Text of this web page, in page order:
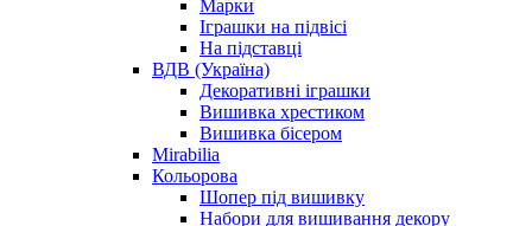
Марки
Іграшки на підвісі
На підставці
ВДВ (Україна)
Декоративні іграшки
Вишивка хрестиком
Вишивка бісером
Mirabilia
Кольорова
Шопер під вишивку
Набори для вишивання декору